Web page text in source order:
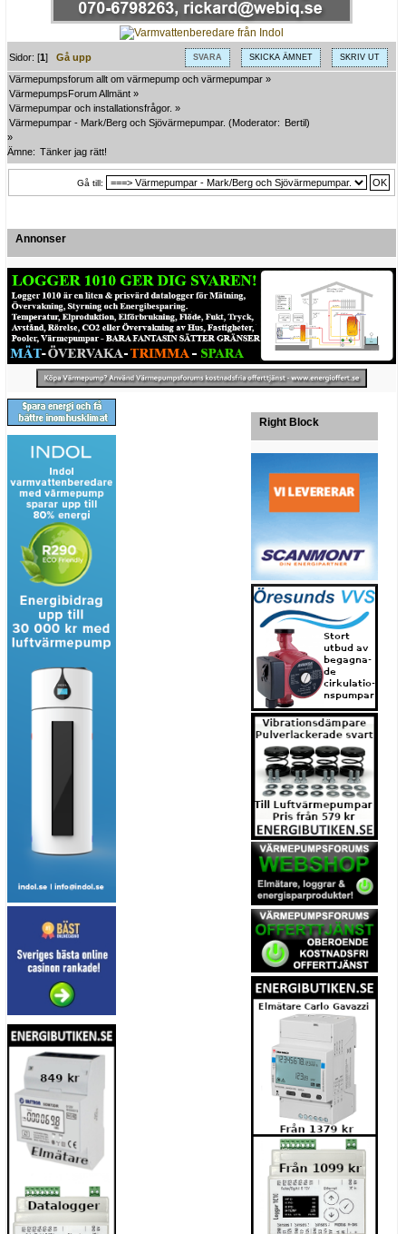
SVARA SKICKA ÄMNET SKRIV UT
Sidor: [1]Gå upp
Värmepumpsforum allt om värmepump och värmepumpar »
VärmepumpsForum Allmänt »
Värmepumpar och installationsfrågor. »
Värmepumpar - Mark/Berg och Sjövärmepumpar. (Moderator: Bertil)
»
Ämne: Tänker jag rätt!
Gå till:
Annonser
Right Block